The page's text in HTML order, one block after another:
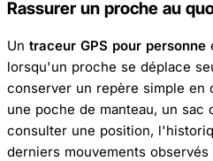
Rassurer un proche au
Un traceur GPS pour personne
lorsqu'un proche se déplace
conserver un repère simple en
une poche de manteau, un sac
consulter une position,
derniers mouvements